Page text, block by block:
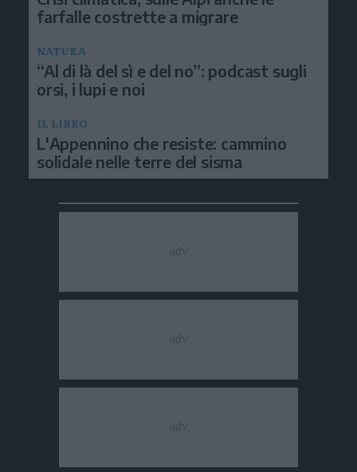
farfalle costrette a migrare
NATURA
“Al di là del sì e del no”: podcast sugli
orsi, i lupi e noi
IL LIBRO
L'Appennino che resiste: cammino
solidale nelle terre del sisma